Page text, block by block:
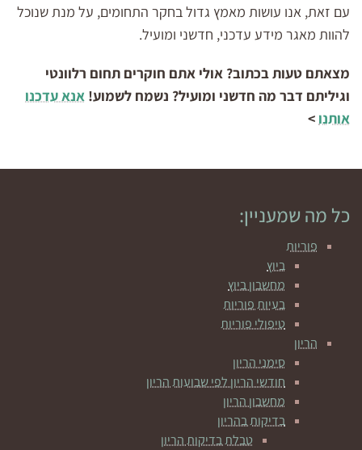
עם זאת, אנו עושות מאמץ גדול בחקר התחומים, על מנת שנוכל
להוות מאגר מידע עדכני, חדשני ומועיל.
מצאתם טעות בכתוב? אולי אתם חוקרים תחום רלוונטי
וגיליתם דבר מה חדשני ומועיל? נשמח לשמוע! אנא עדכנו
אותנו >
כל מה שמעניין:
פוריות
ביוץ
מחשבון ביוץ
בעיות פוריות
טיפולי פוריות
הריון
סימני הריון
חודשי הריון לפי שבועות הריון
מחשבון הריון
בדיקות בהריון
טבלת בדיקות הריון